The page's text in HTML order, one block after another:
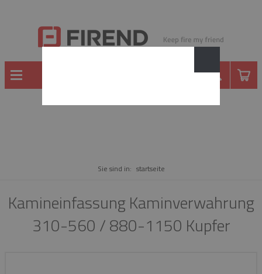
Sie sind in: startseite
Kamineinfassung Kaminverwahrung
310-560 / 880-1150 Kupfer